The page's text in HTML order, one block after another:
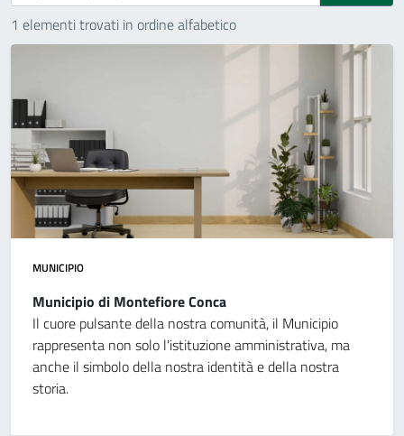
1 elementi trovati in ordine alfabetico
MUNICIPIO
Municipio di Montefiore Conca
Il cuore pulsante della nostra comunità, il Municipio
rappresenta non solo l'istituzione amministrativa, ma
anche il simbolo della nostra identità e della nostra
storia.